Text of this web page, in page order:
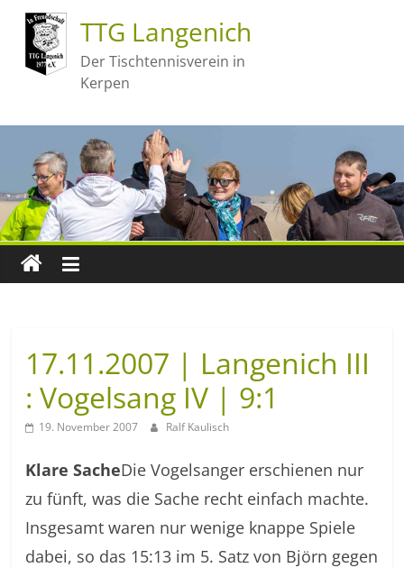
TTG Langenich
Der Tischtennisverein in
Kerpen
17.11.2007 | Langenich III
: Vogelsang IV | 9:1
19. November 2007 Ralf Kaulisch
Klare SacheDie Vogelsanger erschienen nur
zu fünft, was die Sache recht einfach machte.
Insgesamt waren nur wenige knappe Spiele
dabei, so das 15:13 im 5. Satz von Björn gegen